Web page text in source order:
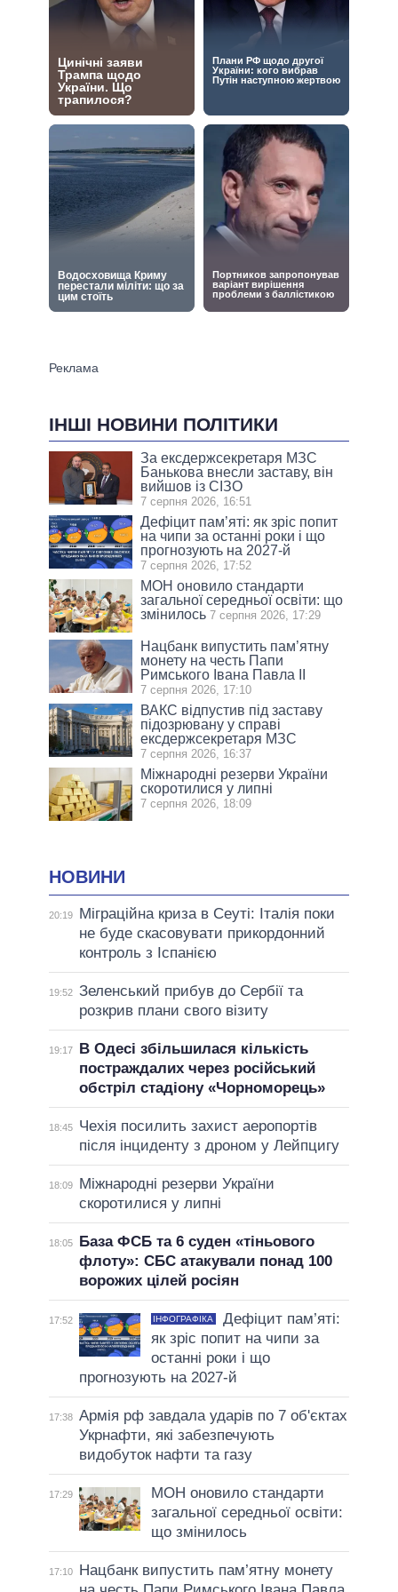
ІНШІ НОВИНИ ПОЛІТИКИ
За ексдержсекретаря МЗС
Банькова внесли заставу, він
вийшов із СІЗО
7 серпня 2026, 16:51
Дефіцит пам’яті: як зріс попит
на чипи за останні роки і що
прогнозують на 2027-й
7 серпня 2026, 17:52
МОН оновило стандарти
загальної середньої освіти: що
змінилось 7 серпня 2026, 17:29
Нацбанк випустить пам’ятну
монету на честь Папи
Римського Івана Павла II
7 серпня 2026, 17:10
ВАКС відпустив під заставу
підозрювану у справі
ексдержсекретаря МЗС
7 серпня 2026, 16:37
Міжнародні резерви України
скоротилися у липні
7 серпня 2026, 18:09
НОВИНИ
20:19
Міграційна криза в Сеуті: Італія поки
не буде скасовувати прикордонний
контроль з Іспанією
19:52 Зеленський прибув до Сербії та
розкрив плани свого візиту
19:17
В Одесі збільшилася кількість
постраждалих через російський
обстріл стадіону «Чорноморець»
18:45
Чехія посилить захист аеропортів
після інциденту з дроном у Лейпцигу
18:09
Міжнародні резерви України
скоротилися у липні
18:05
База ФСБ та 6 суден «тіньового
флоту»: СБС атакували понад 100
ворожих цілей росіян
17:52 ІНФОГРАФІКА
Дефіцит пам’яті:
як зріс попит на чипи за
останні роки і що
прогнозують на 2027-й
17:38 Армія рф завдала ударів по 7 об'єктах
Укрнафти, які забезпечують
видобуток нафти та газу
17:29
МОН оновило стандарти
загальної середньої освіти:
що змінилось
17:10
Нацбанк випустить пам’ятну монету